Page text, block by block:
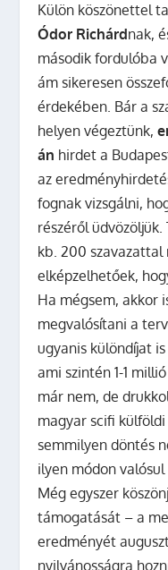
Külön köszönettel
Ódor Richárdnak,
második fordulóba
ám sikeresen
érdekében. Bár a
helyen végeztünk,
án hirdet a
az
fognak vizsgálni,
részéről
kb. 200
elképzelhetőek,
Ha mégsem, akkor
megvalósítani a
ugyanis különdíjat
ami szintén 1-1
már nem, de
magyar scifi
semmilyen döntés
ilyen módon
Még egyszer
támogatását – a
eredményét
nyilvánosságra